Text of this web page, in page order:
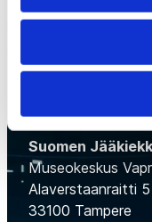
Suomen
Museokeskus
Alaverstaanraitti 5
33100 Tampere